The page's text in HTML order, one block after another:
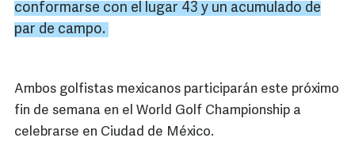
conformarse con el lugar 43 y un acumulado de
par de campo.
Ambos golfistas mexicanos participarán este próximo
fin de semana en el World Golf Championship a
celebrarse en Ciudad de México.